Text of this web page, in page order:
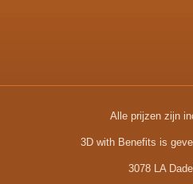
Alle prijzen zijn
3D with Benefits is
3078 LA